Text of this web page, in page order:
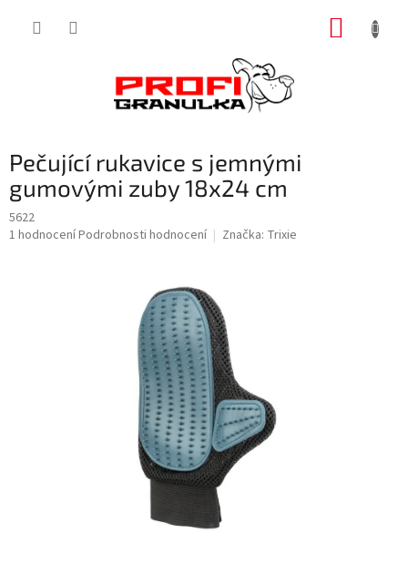
Pečující rukavice s jemnými
gumovými zuby 18x24 cm
5622
Průměrné
1 hodnoceníPodrobnosti hodnocení Značka: Trixie